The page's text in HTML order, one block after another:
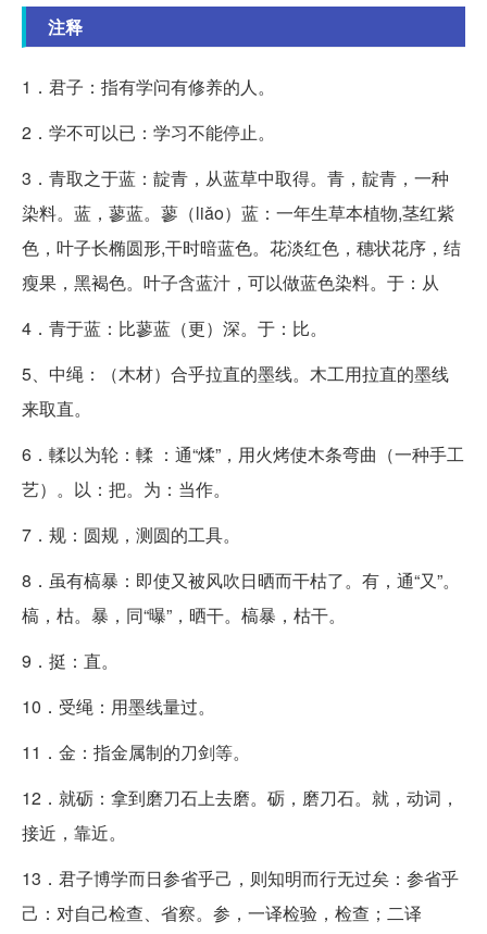
注释
1．君子：指有学问有修养的人。
2．学不可以已：学习不能停止。
3．青取之于蓝：靛青，从蓝草中取得。青，靛青，一种
染料。蓝，蓼蓝。蓼（liǎo）蓝：一年生草本植物,茎红紫
色，叶子长椭圆形,干时暗蓝色。花淡红色，穗状花序，结
瘦果，黑褐色。叶子含蓝汁，可以做蓝色染料。于：从
4．青于蓝：比蓼蓝（更）深。于：比。
5、中绳：（木材）合乎拉直的墨线。木工用拉直的墨线
来取直。
6．輮以为轮：輮 ：通“煣”，用火烤使木条弯曲（一种手工
艺）。以：把。为：当作。
7．规：圆规，测圆的工具。
8．虽有槁暴：即使又被风吹日晒而干枯了。有，通“又”。
槁，枯。暴，同“曝”，晒干。槁暴，枯干。
9．挺：直。
10．受绳：用墨线量过。
11．金：指金属制的刀剑等。
12．就砺：拿到磨刀石上去磨。砺，磨刀石。就，动词，
接近，靠近。
13．君子博学而日参省乎己，则知明而行无过矣：参省乎
己：对自己检查、省察。参，一译检验，检查；二译